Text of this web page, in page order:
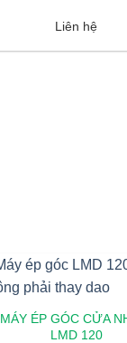
Liên hệ
MÁY ÉP GÓC CỬA
LMD 120